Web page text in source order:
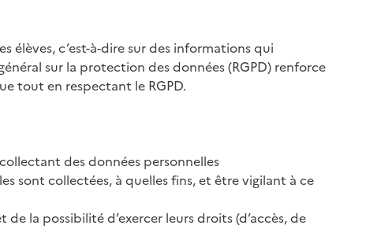
élèves, c’est-à-dire sur des informations qui
sur la protection des données (RGPD) renforce
tout en respectant le RGPD.
des données personnelles
sont collectées, à quelles fins, et être vigilant à ce
la possibilité d’exercer leurs droits (d’accès, de